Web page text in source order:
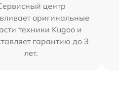
центр
оригинальные
техники Kugoo и
гарантию до 3
лет.